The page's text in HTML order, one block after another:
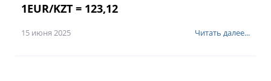
1EUR/KZT = 123,12
15 июня 2025 Читать далее...